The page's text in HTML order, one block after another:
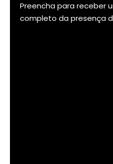
Preencha para receber
completo da presença